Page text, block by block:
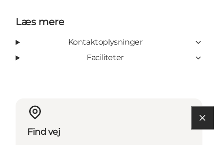
Læs mere
Kontaktoplysninger
Faciliteter
Find vej